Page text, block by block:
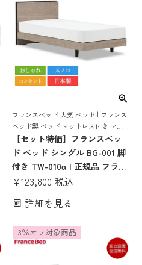
フランスベッド 人気 ベッド | フランス
ベッド製 ベッド マットレス付き マッ
トレスセット ベッドセット 日本製 国
産 おしゃれ
【セット特価】フランスベッ
ド ベッド シングル BG-001 脚
付き TW-010α | 正規品 フラン
スベッド製 ベッド マットレス
ムマットレスセット ベッドセ
産 すのこ スノコ 棚 コンセン
¥123,800 税込
詳細を見る
3％オフ対象商品